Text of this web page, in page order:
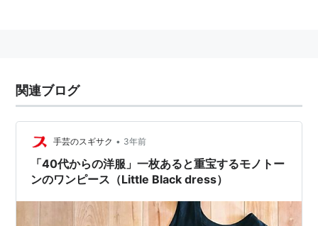
関連ブログ
手芸のスギサク • 3年前
「40代からの洋服」一枚あると重宝するモノトー
ンのワンピース（Little Black dress）